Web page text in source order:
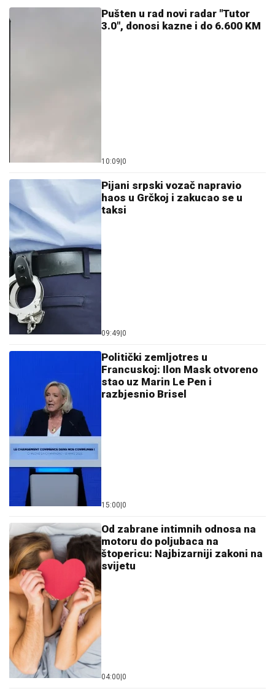
Pušten u rad novi radar "Tutor
3.0", donosi kazne i do 6.600 KM
10:09 0
Pijani srpski vozač napravio
haos u Grčkoj i zakucao se u
taksi
09:49 0
Politički zemljotres u
Francuskoj: Ilon Mask otvoreno
stao uz Marin Le Pen i
razbjesnio Brisel
15:00 0
Od zabrane intimnih odnosa na
motoru do poljubaca na
štopericu: Najbizarniji zakoni na
svijetu
04:00 0